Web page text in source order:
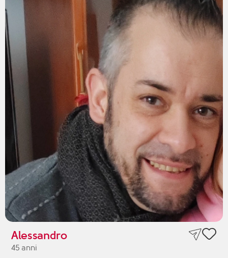
Alessandro
45 anni